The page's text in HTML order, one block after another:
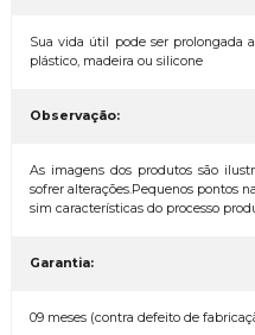
Sua vida útil pode ser prolongada
plástico, madeira ou silicone
Observação:
As imagens dos produtos são
sofrer alterações.Pequenos pontos
sim características do processo
Garantia:
09 meses (contra defeito de